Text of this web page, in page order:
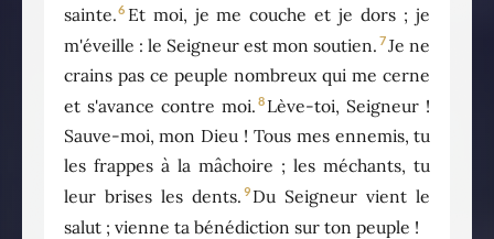
sainte.6 Et moi, je me couche et je dors ; je
m'éveille : le Seigneur est mon soutien. 7Je ne
crains pas ce peuple nombreux qui me cerne
et s'avance contre moi. 8 Lève-toi, Seigneur !
Sauve-moi, mon Dieu ! Tous mes ennemis, tu
les frappes à la mâchoire ; les méchants, tu
leur brises les dents. 9 Du Seigneur vient le
salut ; vienne ta bénédiction sur ton peuple !